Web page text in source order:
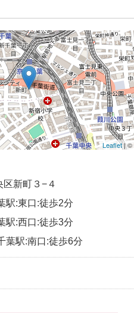
Leaflet| ©
新町３−４
駅:東口:徒歩2分
駅:西口:徒歩3分
葉駅:南口:徒歩6分